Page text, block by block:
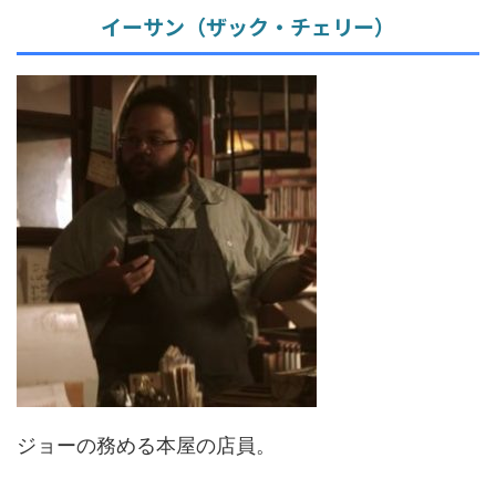
イーサン（ザック・チェリー）
ジョーの務める本屋の店員。